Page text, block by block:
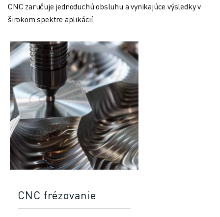
CNC zaručuje jednoduchú obsluhu a vynikajúce výsledky v
širokom spektre aplikácií.
CNC frézovanie